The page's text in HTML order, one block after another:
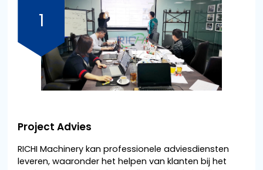
1
Project Advies
RICHI Machinery kan professionele adviesdiensten
leveren, waaronder het helpen van klanten bij het